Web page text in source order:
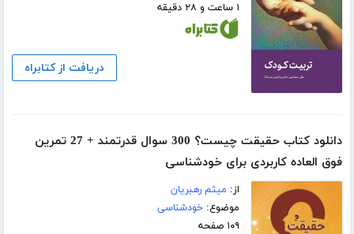
۱ ساعت و ۲۸ دقیقه
دریافت از کتابراه
دانلود کتاب حقیقت چیست؟ 300 سوال قدرتمند + 27 تمرین
فوق العاده کاربردی برای خودشناسی
از: میثم رهبریان
موضوع:خودشناسی
۱۰۹ صفحه